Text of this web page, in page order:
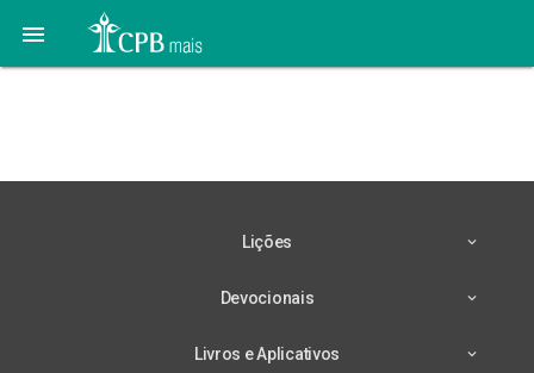

Lições
Devocionais
Livros e Aplicativos